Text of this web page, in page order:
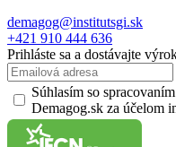
demagog@institutsgi.sk
+421 910 444 636
Prihláste sa a dostávajte
Súhlasím so
Demagog.sk za účelom